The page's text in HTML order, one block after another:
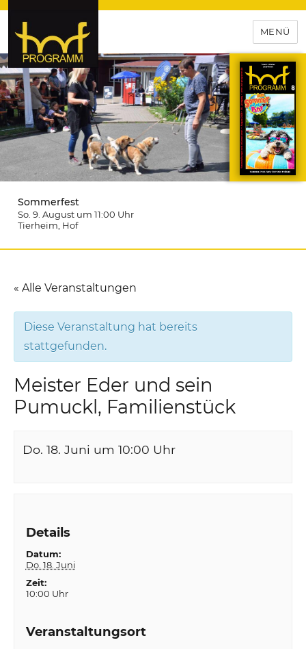
hof-programm – das
Veranstaltungsportal für
Hochfranken
MENÜ
Sommerfest
So. 9. August um 11:00 Uhr
Tierheim , Hof
« Alle Veranstaltungen
Diese Veranstaltung hat bereits
stattgefunden.
Meister Eder und sein
Pumuckl, Familienstück
Do. 18. Juni um 10:00 Uhr
Details
Datum:
Do. 18. Juni
Zeit:
10:00 Uhr
Veranstaltungsort